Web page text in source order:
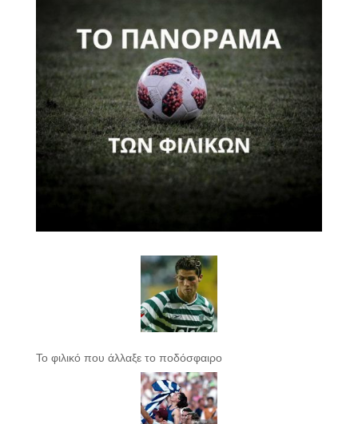
Το φιλικό που άλλαξε το ποδόσφαιρο